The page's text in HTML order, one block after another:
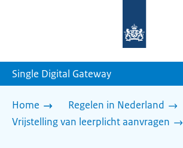
homepage
Single Digital Gateway
Home
Regelen in Nederland
Vrijstelling van leerplicht aanvragen